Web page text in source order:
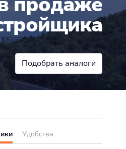
Подобрать аналоги
Удобства